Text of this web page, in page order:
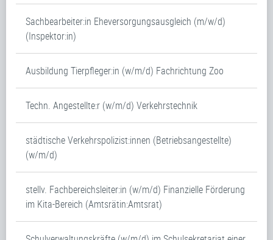
Sachbearbeiter:in Eheversorgungsausgleich (m/w/d)
(Inspektor:in)
Ausbildung Tierpfleger:in (w/m/d) Fachrichtung Zoo
Techn. Angestellte:r (w/m/d) Verkehrstechnik
städtische Verkehrspolizist:innen (Betriebsangestellte)
(w/m/d)
stellv. Fachbereichsleiter:in (w/m/d) Finanzielle Förderung
im Kita-Bereich (Amtsrätin:Amtsrat)